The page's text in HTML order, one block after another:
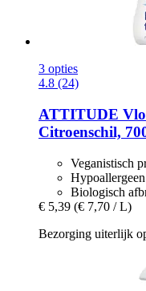
3 opties
4.8 (24)
ATTITUDE
Citroenschil,
Veganistisch
Hypoallergeen
Biologisch
€ 5,39 (€ 7,70 / L)
Bezorging uiterlijk